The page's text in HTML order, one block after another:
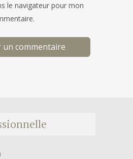
le navigateur pour mon